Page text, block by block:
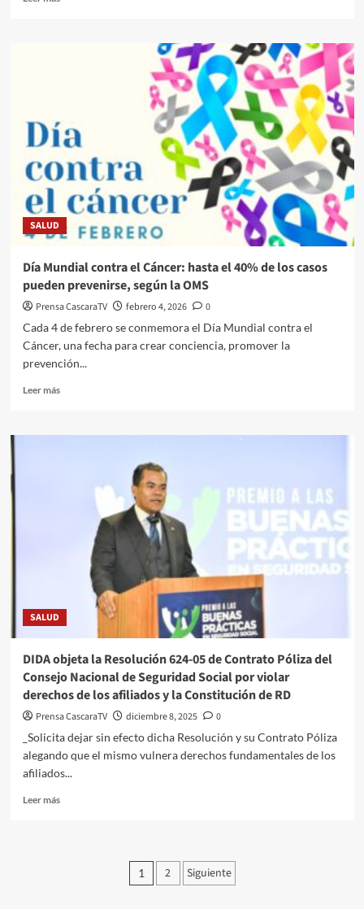
SALUD
Día Mundial contra el Cáncer: hasta el 40% de los casos
pueden prevenirse, según la OMS
Prensa CascaraTV febrero 4, 2026
0
Cada 4 de febrero se conmemora el Día Mundial contra el
Cáncer, una fecha para crear conciencia, promover la
prevención...
Leer más
SALUD
DIDA objeta la Resolución 624-05 de Contrato Póliza del
Consejo Nacional de Seguridad Social por violar
derechos de los afiliados y la Constitución de RD
Prensa CascaraTV diciembre 8, 2025
0
_Solicita dejar sin efecto dicha Resolución y su Contrato Póliza
alegando que el mismo vulnera derechos fundamentales de los
afiliados...
Leer más
1 2 Siguiente